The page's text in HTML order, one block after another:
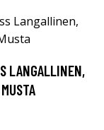
LANGALLINEN,